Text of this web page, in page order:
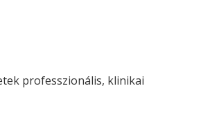
professzionális, klinikai